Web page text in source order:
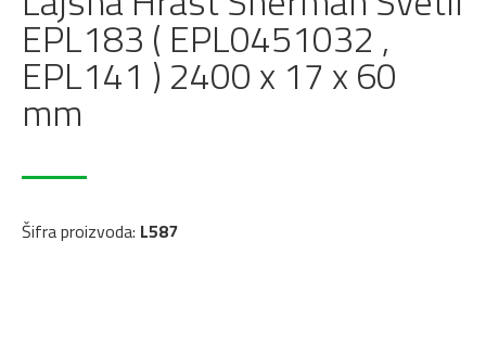
EPL183 ( EPL0451032 ,
EPL141 ) 2400 x 17 x 60
mm
Šifra proizvoda: L587